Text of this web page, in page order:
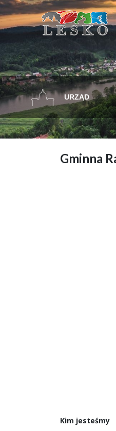
URZĄD
Gminna
Kim jesteśmy